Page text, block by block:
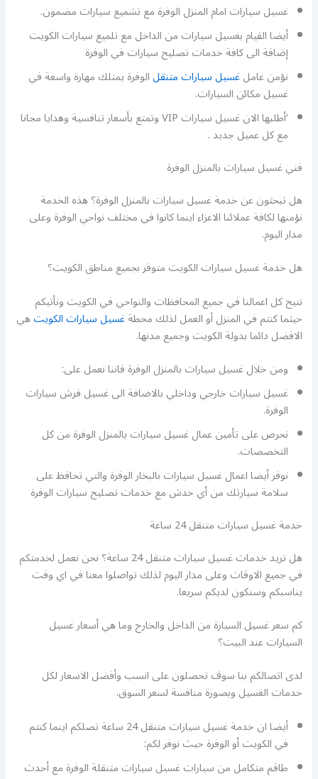
غسيل سيارات امام المنزل الوفرة مع تشميع سيارات مضمون.
أيضا القيام بغسيل سيارات من الداخل مع تلميع سيارات الكويت
إضافة الى كافة خدمات تصليح سيارات في الوفرة
نؤمن عاملغسيل سيارات متنقلالوفرة يمتلك مهارة واسعة في
غسيل مكائن السيارات.
‘أطلبها الان غسيل سيارات VIP وتمتع بأسعار تنافسية وهدايا مجانا
مع كل عميل جديد .
فني غسيل سيارات بالمنزل الوفرة
هل تبحثون عن خدمة غسيل سيارات بالمنزل الوفرة؟ هذه الخدمة
نؤمنها لكافة عملائنا الاعزاء اينما كانوا في مختلف نواحي الوفرة وعلى
مدار اليوم.
هل خدمة غسيل سيارات الكويت متوفر بجميع مناطق الكويت؟
نتيح كل اعمالنا في جميع المحافظات والنواحي في الكويت ونأتيكم
حيثما كنتم في المنزل أو العمل لذلك محطةغسيل سيارات الكويتهي
الافضل دائما بدولة الكويت وجميع مدنها.
ومن خلال غسيل سيارات بالمنزل الوفرة فاننا نعمل على:
غسيل سيارات خارجي وداخلي بالاضافة الى غسيل فرش سيارات
الوفرة.
نحرص على تأمين عمال غسيل سيارات بالمنزل الوفرة من كل
التخصصات.
نوفر أيضا اعمال غسيل سيارات بالبخار الوفرة والتي تحافظ على
سلامة سيارتك من أي خدش مع خدمات تصليح سيارات الوفرة
خدمة غسيل سيارات متنقل 24 ساعة
هل تريد خدمات غسيل سيارات متنقل 24 ساعة؟ نحن نعمل لخدمتكم
في جميع الاوقات وعلى مدار اليوم لذلك تواصلوا معنا في اي وقت
يناسبكم وسنكون لديكم سريعا.
كم سعر غسيل السيارة من الداخل والخارج وما هي أسعار غسيل
السيارات عند البيت؟
لدى اتصالكم بنا سوف تحصلون على انسب وأفضل الاسعار لكل
خدمات الغسيل وبصورة منافسة لسعر السوق.
أيضا ان خدمة غسيل سيارات متنقل 24 ساعة تصلكم اينما كنتم
في الكويت أو الوفرة حيث نوفر لكم:
طاقم متكامل من سيارات غسيل سيارات متنقلة الوفرة مع أحدث